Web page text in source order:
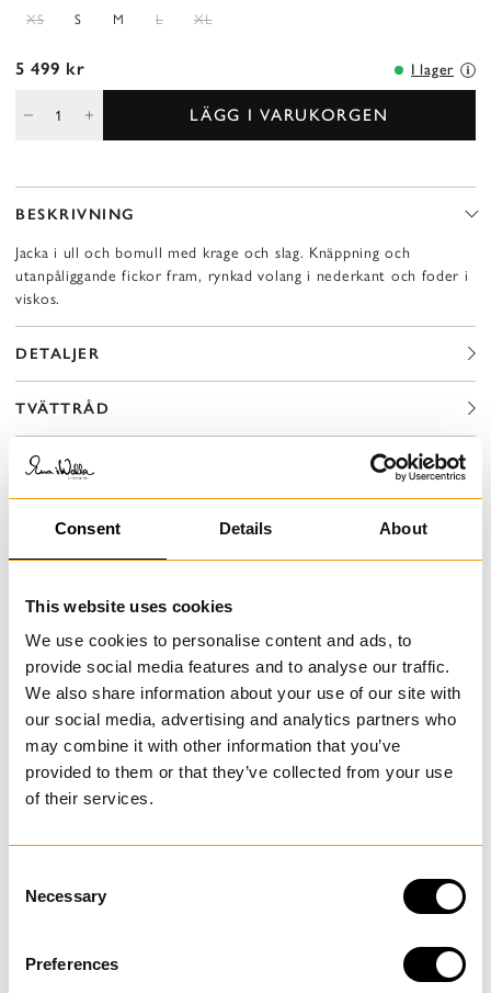
Consent Details About
This website uses cookies
We use cookies to personalise content and ads, to
provide social media features and to analyse our traffic.
We also share information about your use of our site with
our social media, advertising and analytics partners who
may combine it with other information that you’ve
provided to them or that they’ve collected from your use
of their services.
Necessary
Preferences
XS S M L XL
5 499 kr I lager
LÄGG I VARUKORGEN
BESKRIVNING
Jacka i ull och bomull med krage och slag. Knäppning och
utanpåliggande fickor fram, rynkad volang i nederkant och foder i
viskos.
DETALJER
TVÄTTRÅD
STORLEKSGUIDE
SHOP THE LOOK